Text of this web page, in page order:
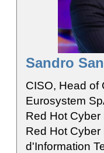
Sandro
CISO, Head of
Eurosystem
Red Hot Cyber
Red Hot Cyber
d'Information